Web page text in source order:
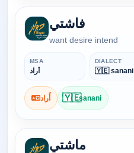
فاشتي
want desire intend
MSA
أَراد
DIALECT
🇾🇪 sanani
أَراد 🇾🇪sanani
ماشتي